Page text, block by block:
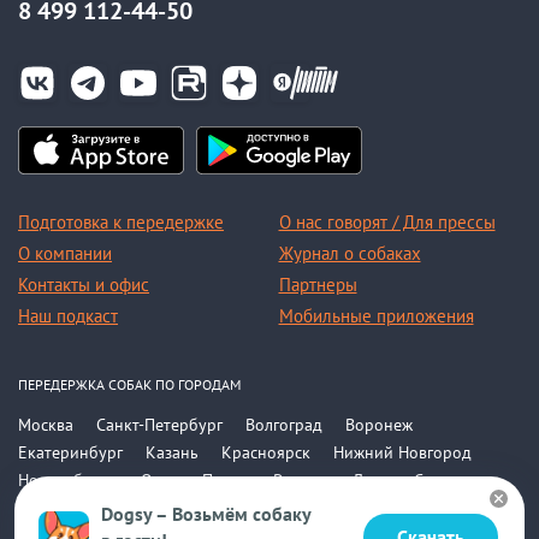
Dogsy – Возьмём собаку
8 499 112-44-50
Подготовка к передержке
О компании
Контакты и офис
Наш подкаст
О нас говорят / Для прессы
Журнал о собаках
Партнеры
Мобильные приложения
ПЕРЕДЕРЖКА СОБАК ПО ГОРОДАМ
Москва Санкт-Петербург Волгоград
Воронеж
Екатеринбург
Казань Красноярск
Нижний Новгород
Новосибирск
Омск Пермь Ростов-на-Дону
Самара
Саратов
Уфа Челябинск Все города